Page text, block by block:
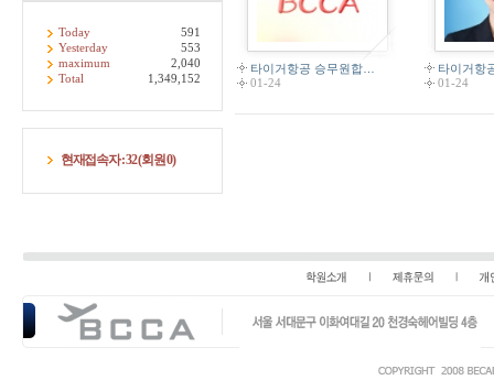
Today
591
Yesterday
553
maximum
2,040
Total
1,349,152
현재접속자 :32(회원0)
타이거항공 승무원합…
01-24
타이거항
01-24